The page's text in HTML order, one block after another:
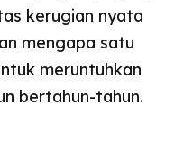
kerugian nyata
mengapa satu
meruntuhkan
bertahun-tahun.